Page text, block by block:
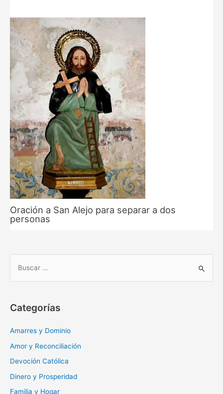
Oración a San Alejo para separar a dos
personas
r
Categorías
Amarres y Dominio
Amor y Reconciliación
Devoción Católica
Dinero y Prosperidad
Familia y Hogar